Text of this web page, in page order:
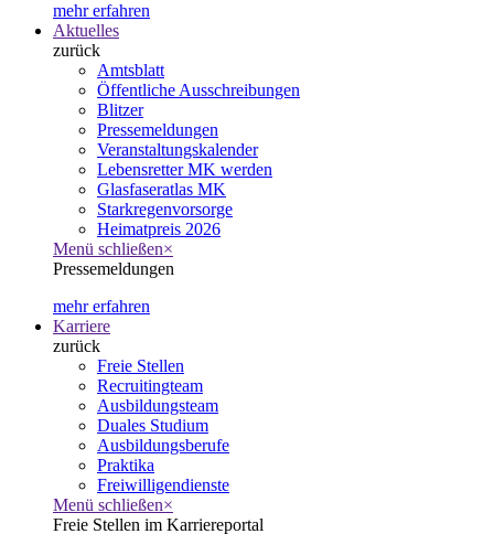
mehr erfahren
Aktuelles
zurück
Amtsblatt
Öffentliche Ausschreibungen
Blitzer
Pressemeldungen
Veranstaltungskalender
Lebensretter MK werden
Glasfaseratlas MK
Starkregenvorsorge
Heimatpreis 2026
Menü schließen×
Pressemeldungen
mehr erfahren
Karriere
zurück
Freie Stellen
Recruitingteam
Ausbildungsteam
Duales Studium
Ausbildungsberufe
Praktika
Freiwilligendienste
Menü schließen×
Freie Stellen im Karriereportal